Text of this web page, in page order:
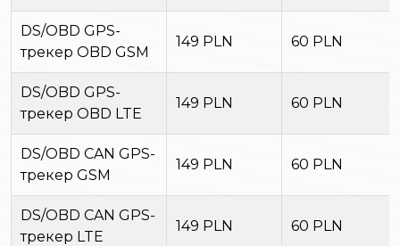
DS/OBD GPS-
трекер OBD GSM
149 PLN 60 PLN
DS/OBD GPS-
трекер OBD LTE
149 PLN 60 PLN
DS/OBD CAN GPS-
трекер GSM
149 PLN 60 PLN
DS/OBD CAN GPS-
трекер LTE
149 PLN 60 PLN